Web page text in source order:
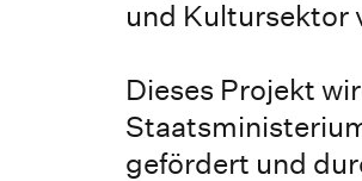
und Kultursektor
Dieses Projekt
gefördert und